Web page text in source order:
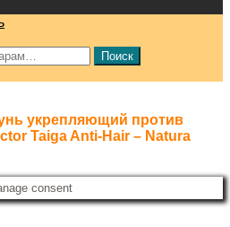
Поиск
укрепляющий против
Taiga Anti-Hair – Natura
consent